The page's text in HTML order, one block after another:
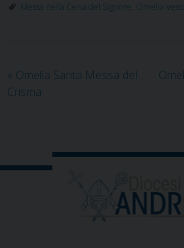
Messa nella Cena del Signore Omelia
« Omelia Santa Messa del
Crisma